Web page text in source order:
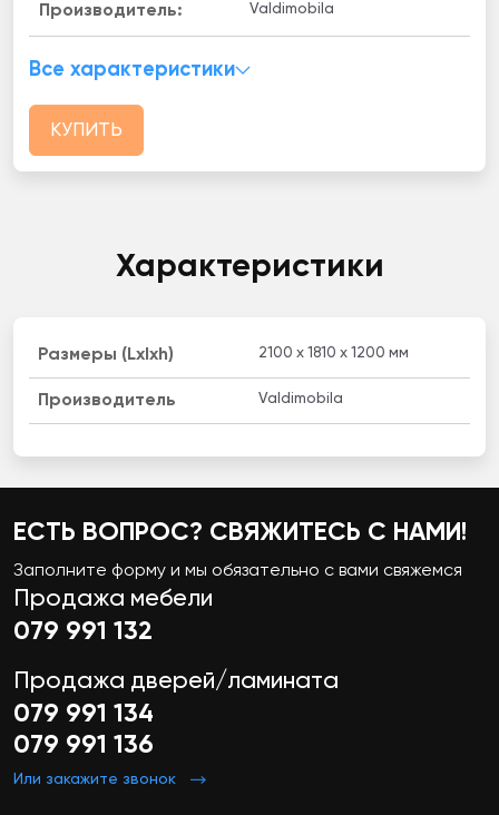
Производитель: Valdimobila
Все характеристики
КУПИТЬ
Характеристики
Размеры (Lxlxh) 2100 x 1810 x 1200 мм
Производитель Valdimobila
ЕСТЬ ВОПРОС? СВЯЖИТЕСЬ С НАМИ!
Заполните форму и мы обязательно с вами свяжемся
Продажа мебели
079 991 132
Продажа дверей/ламината
079 991 134
079 991 136
Или закажите звонок